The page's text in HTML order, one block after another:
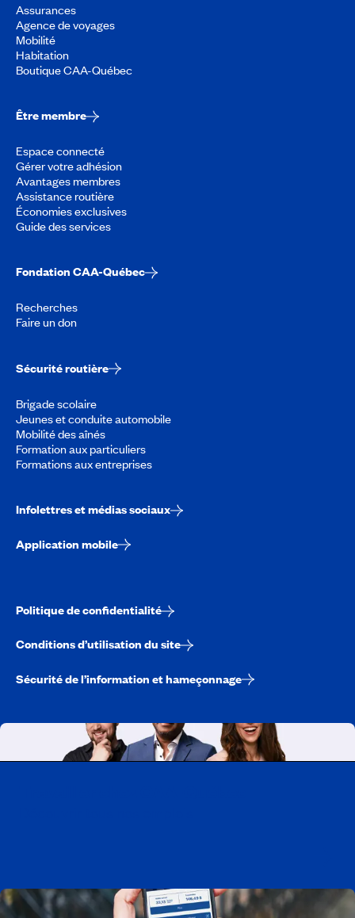
Assurances
Agence de voyages
Mobilité
Habitation
Boutique CAA-Québec
Être membre
Espace connecté
Gérer votre adhésion
Avantages membres
Assistance routière
Économies exclusives
Guide des services
Fondation CAA-Québec
Recherches
Faire un don
Sécurité routière
Brigade scolaire
Jeunes et conduite automobile
Mobilité des aînés
Formation aux particuliers
Formations aux entreprises
Infolettres et médias sociaux
Application mobile
Politique de confidentialité
Conditions d’utilisation du site
Sécurité de l’information et hameçonnage